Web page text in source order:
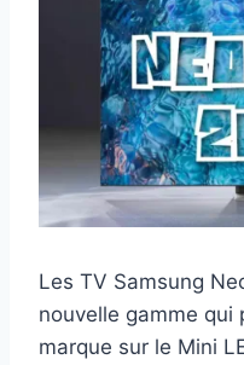
Les TV Samsung
nouvelle gamme
marque sur le Mini